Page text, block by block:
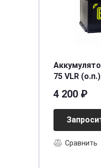
75 VLR (о.п.)
4 200 ₽
Сравнить